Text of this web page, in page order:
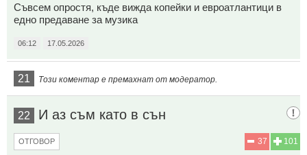
Съвсем опростя, къде вижда копейки и евроатлантици в
едно предаване за музика
06:12 17.05.2026
21 Този коментар е премахнат от модератор.
22 И аз съм като в сън
101
37
ОТГОВОР